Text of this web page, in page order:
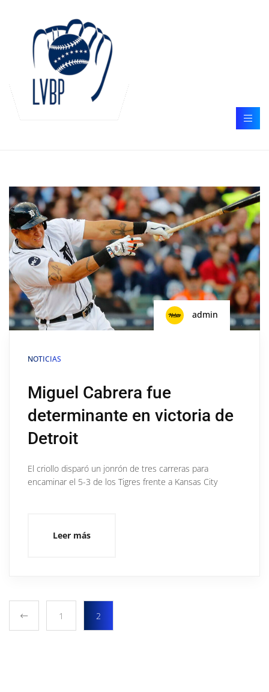
admin
NOTICIAS
Miguel Cabrera fue
determinante en victoria de
Detroit
El criollo disparó un jonrón de tres carreras para
encaminar el 5-3 de los Tigres frente a Kansas City
Leer más
1 2